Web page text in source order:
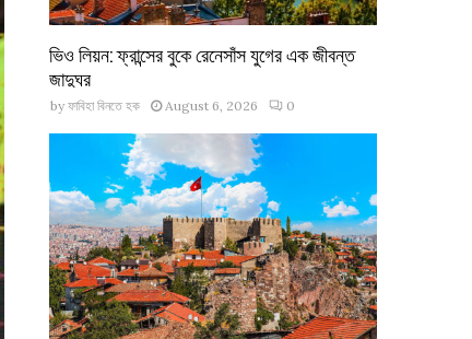
ভিও লিয়ন: ফ্রান্সের বুকে রেনেসাঁস যুগের এক জীবন্ত
জাদুঘর
by ফাবিহা বিনতে হক August 6, 2026 0